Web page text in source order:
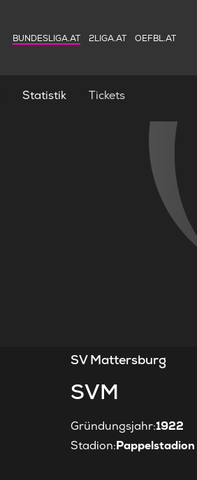
BUNDESLIGA.AT 2LIGA.AT OEFBL.AT
Statistik Tickets
SV Mattersburg
SVM
Gründungsjahr:1922
Stadion:Pappelstadion